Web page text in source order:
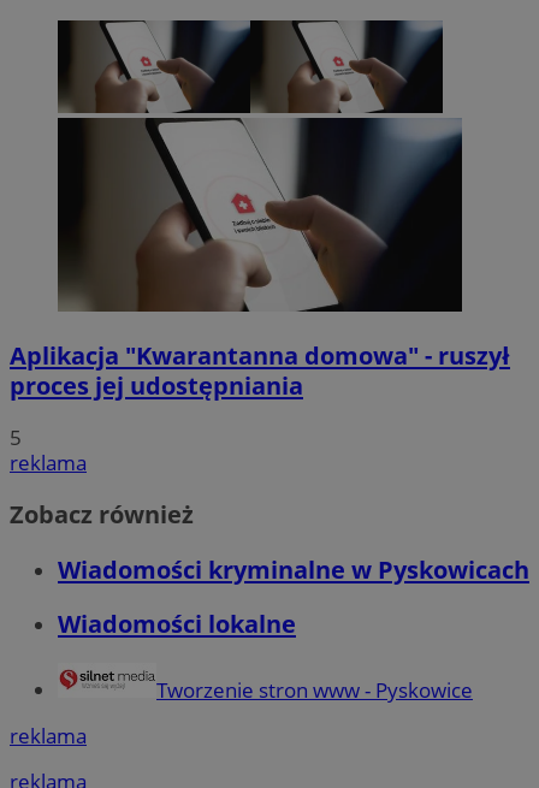
Aplikacja "Kwarantanna domowa" - ruszył
proces jej udostępniania
5
reklama
Zobacz również
Wiadomości kryminalne w Pyskowicach
Wiadomości lokalne
Tworzenie stron www - Pyskowice
reklama
reklama